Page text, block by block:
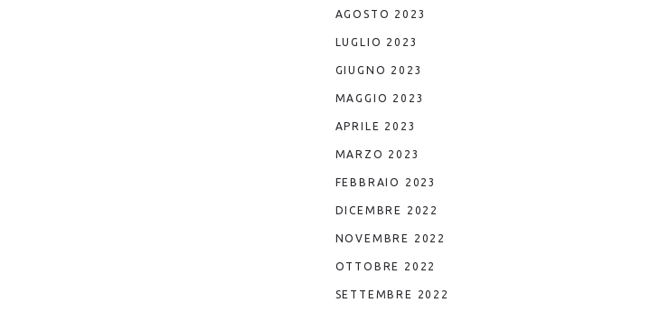
AGOSTO 2023
LUGLIO 2023
GIUGNO 2023
MAGGIO 2023
APRILE 2023
MARZO 2023
FEBBRAIO 2023
DICEMBRE 2022
NOVEMBRE 2022
OTTOBRE 2022
SETTEMBRE 2022